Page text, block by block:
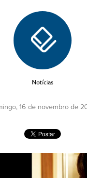
Notícias
16 de novembro de